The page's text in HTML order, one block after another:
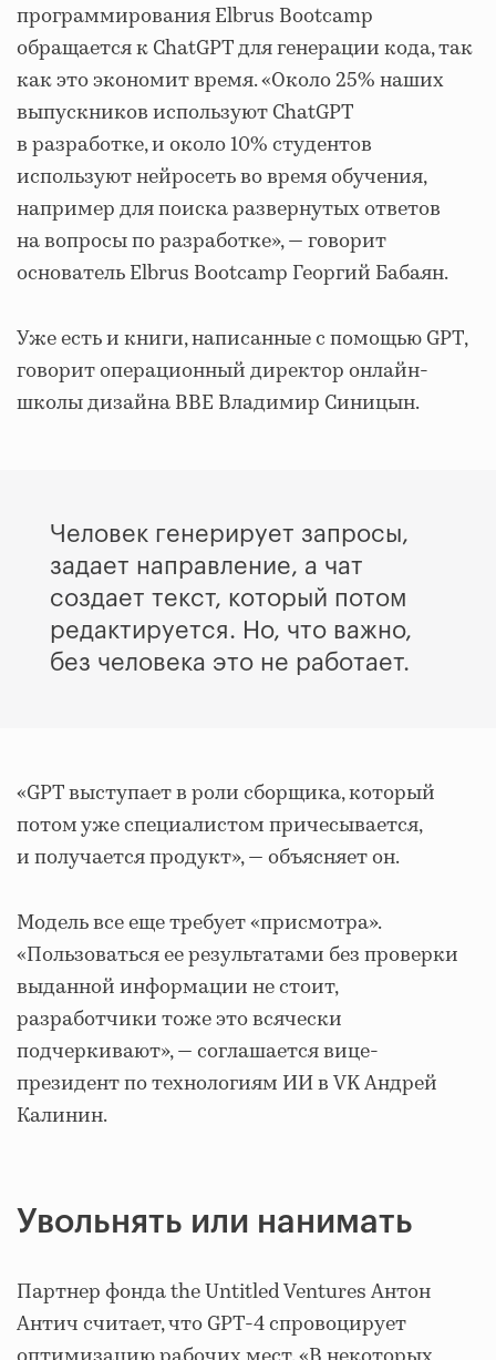
программирования Elbrus Bootcamp
обращается к ChatGPT для генерации кода, так
как это экономит время. «Около 25% наших
выпускников используют ChatGPT
в разработке, и около 10% студентов
используют нейросеть во время обучения,
например для поиска развернутых ответов
на вопросы по разработке», — говорит
основатель Elbrus Bootcamp Георгий Бабаян.
Уже есть и книги, написанные с помощью GPT,
говорит операционный директор онлайн-
школы дизайна BBE Владимир Синицын.
Человек генерирует запросы,
задает направление, а чат
создает текст, который потом
редактируется. Но, что важно,
без человека это не работает.
«GPT выступает в роли сборщика, который
потом уже специалистом причесывается,
и получается продукт», — объясняет он.
Модель все еще требует «присмотра».
«Пользоваться ее результатами без проверки
выданной информации не стоит,
разработчики тоже это всячески
подчеркивают», — соглашается вице-
президент по технологиям ИИ в VK Андрей
Калинин.
Увольнять или нанимать
Партнер фонда the Untitled Ventures Антон
Антич считает, что GPT-4 спровоцирует